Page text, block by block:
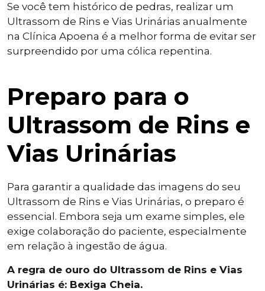
Se você tem histórico de pedras, realizar um
Ultrassom de Rins e Vias Urinárias anualmente
na Clínica Apoena é a melhor forma de evitar ser
surpreendido por uma cólica repentina.
Preparo para o
Ultrassom de Rins e
Vias Urinárias
Para garantir a qualidade das imagens do seu
Ultrassom de Rins e Vias Urinárias, o preparo é
essencial. Embora seja um exame simples, ele
exige colaboração do paciente, especialmente
em relação à ingestão de água.
A regra de ouro do Ultrassom de Rins e Vias
Urinárias é: Bexiga Cheia.